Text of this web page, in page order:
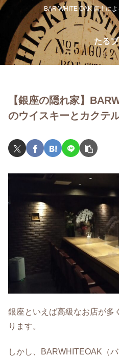
BAR WHITE OAK 店主に
たる
【銀座の隠れ家】
のウイスキーとカクテ
銀座といえば高級なお店が多
ります。
しかし、BARWHITEOAK（